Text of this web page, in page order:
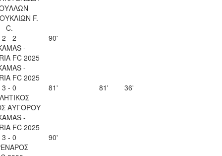
F.
C.
2 - 2
-
FC 2025
90'
-
FC 2025
3 - 0
ΑΥΓΟΡΟΥ
81' 81' 36'
-
FC 2025
3 - 0
90'